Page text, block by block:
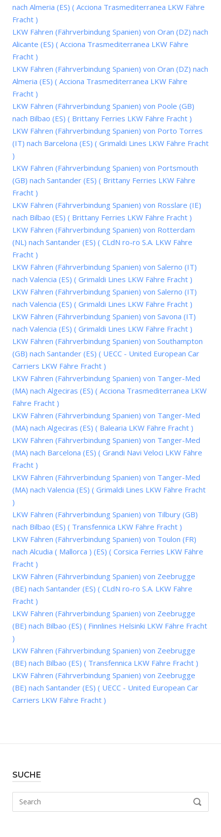
nach Almeria (ES) ( Acciona Trasmediterranea LKW Fähre
Fracht )
LKW Fähren (Fährverbindung Spanien) von Oran (DZ) nach
Alicante (ES) ( Acciona Trasmediterranea LKW Fähre
Fracht )
LKW Fähren (Fährverbindung Spanien) von Oran (DZ) nach
Almeria (ES) ( Acciona Trasmediterranea LKW Fähre
Fracht )
LKW Fähren (Fährverbindung Spanien) von Poole (GB)
nach Bilbao (ES) ( Brittany Ferries LKW Fähre Fracht )
LKW Fähren (Fährverbindung Spanien) von Porto Torres
(IT) nach Barcelona (ES) ( Grimaldi Lines LKW Fähre Fracht
)
LKW Fähren (Fährverbindung Spanien) von Portsmouth
(GB) nach Santander (ES) ( Brittany Ferries LKW Fähre
Fracht )
LKW Fähren (Fährverbindung Spanien) von Rosslare (IE)
nach Bilbao (ES) ( Brittany Ferries LKW Fähre Fracht )
LKW Fähren (Fährverbindung Spanien) von Rotterdam
(NL) nach Santander (ES) ( CLdN ro-ro S.A. LKW Fähre
Fracht )
LKW Fähren (Fährverbindung Spanien) von Salerno (IT)
nach Valencia (ES) ( Grimaldi Lines LKW Fähre Fracht )
LKW Fähren (Fährverbindung Spanien) von Salerno (IT)
nach Valencia (ES) ( Grimaldi Lines LKW Fähre Fracht )
LKW Fähren (Fährverbindung Spanien) von Savona (IT)
nach Valencia (ES) ( Grimaldi Lines LKW Fähre Fracht )
LKW Fähren (Fährverbindung Spanien) von Southampton
(GB) nach Santander (ES) ( UECC - United European Car
Carriers LKW Fähre Fracht )
LKW Fähren (Fährverbindung Spanien) von Tanger-Med
(MA) nach Algeciras (ES) ( Acciona Trasmediterranea LKW
Fähre Fracht )
LKW Fähren (Fährverbindung Spanien) von Tanger-Med
(MA) nach Algeciras (ES) ( Balearia LKW Fähre Fracht )
LKW Fähren (Fährverbindung Spanien) von Tanger-Med
(MA) nach Barcelona (ES) ( Grandi Navi Veloci LKW Fähre
Fracht )
LKW Fähren (Fährverbindung Spanien) von Tanger-Med
(MA) nach Valencia (ES) ( Grimaldi Lines LKW Fähre Fracht
)
LKW Fähren (Fährverbindung Spanien) von Tilbury (GB)
nach Bilbao (ES) ( Transfennica LKW Fähre Fracht )
LKW Fähren (Fährverbindung Spanien) von Toulon (FR)
nach Alcudia ( Mallorca ) (ES) ( Corsica Ferries LKW Fähre
Fracht )
LKW Fähren (Fährverbindung Spanien) von Zeebrugge
(BE) nach Santander (ES) ( CLdN ro-ro S.A. LKW Fähre
Fracht )
LKW Fähren (Fährverbindung Spanien) von Zeebrugge
(BE) nach Bilbao (ES) ( Finnlines Helsinki LKW Fähre Fracht
)
LKW Fähren (Fährverbindung Spanien) von Zeebrugge
(BE) nach Bilbao (ES) ( Transfennica LKW Fähre Fracht )
LKW Fähren (Fährverbindung Spanien) von Zeebrugge
(BE) nach Santander (ES) ( UECC - United European Car
Carriers LKW Fähre Fracht )
SUCHE
SEARCH